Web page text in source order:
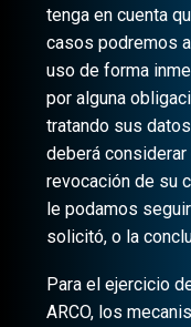
tenga en cuenta
casos podremos
uso de forma
por alguna
tratando sus
deberá
revocación de su
le podamos
solicitó, o la
Para el ejercicio
ARCO, los